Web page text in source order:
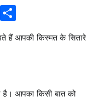
Telegram
हैं आपकी किस्मत के सितारे
है। आपका किसी बात को